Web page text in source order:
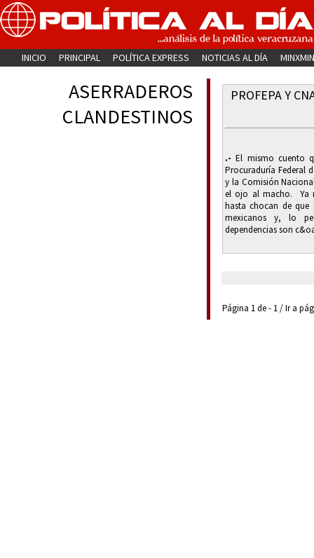
INICIO PRINCIPAL POLÍTICA EXPRESS NOTICIAS AL DÍA
ASERRADEROS
CLANDESTINOS
PROFEPA Y
.- El mismo cuento
Procuraduría Federal
y la Comisión
el ojo al macho. Ya
hasta chocan de
mexicanos y, lo
dependencias son
Página 1 de - 1 / Ir a